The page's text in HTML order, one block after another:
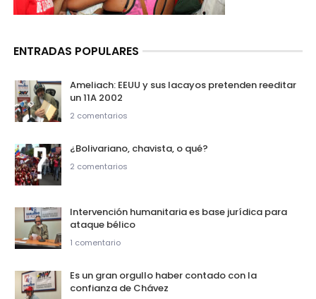
ENTRADAS POPULARES
Ameliach: EEUU y sus lacayos pretenden reeditar
un 11A 2002
2 comentarios
¿Bolivariano, chavista, o qué?
2 comentarios
Intervención humanitaria es base jurídica para
ataque bélico
1 comentario
Es un gran orgullo haber contado con la
confianza de Chávez